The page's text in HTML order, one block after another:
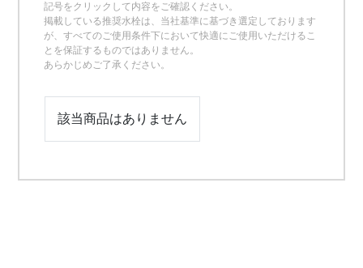
記号をクリックして内容をご確認ください。
掲載している推奨水栓は、当社基準に基づき選定しております
が、すべてのご使用条件下において快適にご使用いただけるこ
とを保証するものではありません。
あらかじめご了承ください。
該当商品はありません